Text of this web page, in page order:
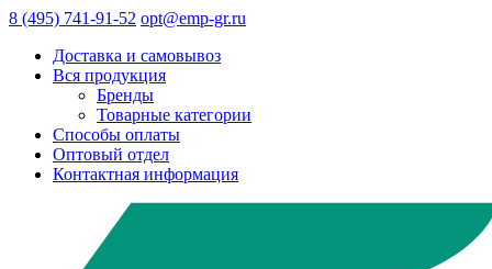
8 (495) 741-91-52 opt@emp-gr.ru
Доставка и самовывоз
Вся продукция
Бренды
Товарные категории
Способы оплаты
Оптовый отдел
Контактная информация